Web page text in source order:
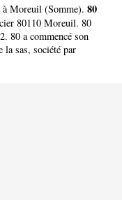
à Moreuil (Somme). 80
80110 Moreuil. 80
80 a commencé son
la sas, société par